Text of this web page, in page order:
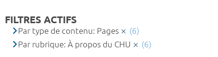
FILTRES ACTIFS
Par type de contenu: Pages
(6)
Par rubrique: À propos du CHU
(6)